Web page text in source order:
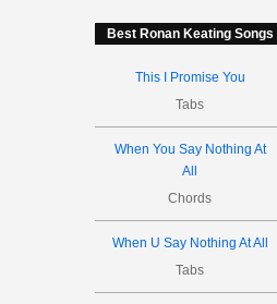
Best Ronan Keating Songs
This I Promise You
Tabs
When You Say Nothing At
All
Chords
When U Say Nothing At All
Tabs